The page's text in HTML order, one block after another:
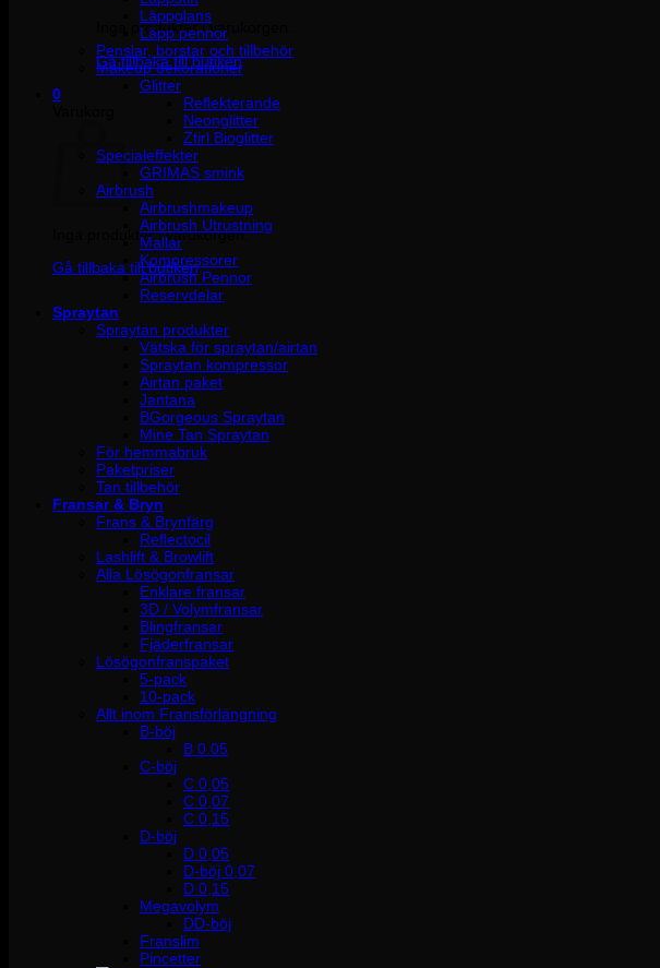
Inga produkter i varukorgen.
Gå tillbaka till butiken
0
Inga produkter i varukorgen.
Gå tillbaka till butiken
Läppglans
Läpp pennor
Penslar, borstar och tillbehör
Makeup dekorationer
Glitter
Reflekterande
Neonglitter
Ztirl Bioglitter
Specialeffekter
GRIMAS smink
Airbrush
Airbrushmakeup
Airbrush Utrustning
Mallar
Kompressorer
Airbrush Pennor
Reservdelar
Spraytan
Spraytan produkter
Vätska för spraytan/airtan
Spraytan kompressor
Airtan paket
Jantana
BGorgeous Spraytan
Mine Tan Spraytan
För hemmabruk
Paketpriser
Tan tillbehör
Fransar & Bryn
Frans & Brynfärg
Reflectocil
Lashlift & Browlift
Alla Lösögonfransar
Enklare fransar
3D / Volymfransar
Blingfransar
Fjäderfransar
Lösögonfranspaket
5-pack
10-pack
Allt inom Fransförlängning
B-böj
B 0.05
C-böj
C 0,05
C 0,07
C 0,15
D-böj
D 0,05
D-böj 0,07
D 0,15
Megavolym
DD-böj
Franslim
Pincetter